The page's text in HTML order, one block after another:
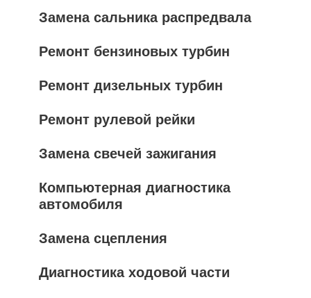
Замена сальника распредвала
Ремонт бензиновых турбин
Ремонт дизельных турбин
Ремонт рулевой рейки
Замена свечей зажигания
Компьютерная диагностика
автомобиля
Замена сцепления
Диагностика ходовой части